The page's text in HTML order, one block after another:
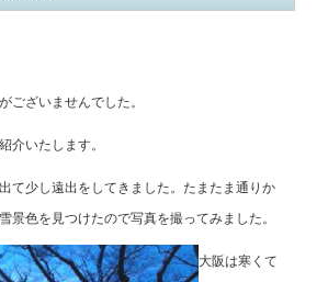
ございませんでした。
介いたします。
て少し遠出をしてきました。たまたま通りか
景色を見つけたので写真を撮ってみました。
大阪は寒くて